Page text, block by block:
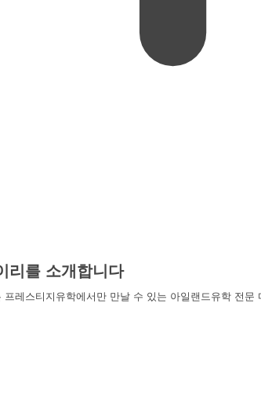
리를 소개합니다
레스티지유학에서만 만날 수 있는 아일랜드유학 전문